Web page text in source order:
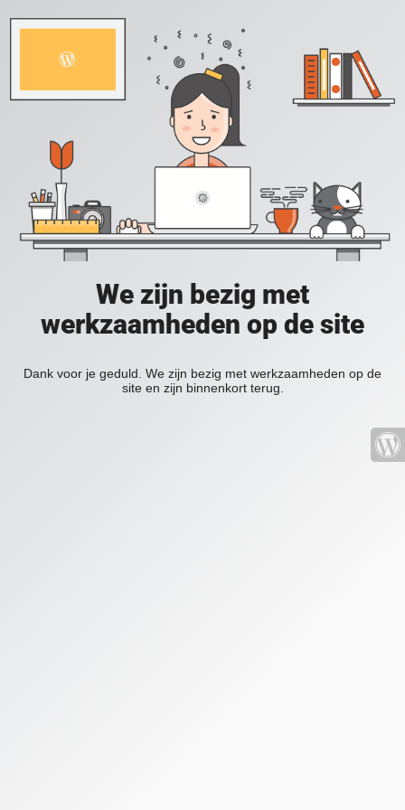
We zijn bezig met
werkzaamheden op de site
Dank voor je geduld. We zijn bezig met werkzaamheden op de
site en zijn binnenkort terug.